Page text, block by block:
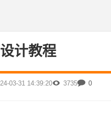
计教程
03-31 14:39:20 3735 0